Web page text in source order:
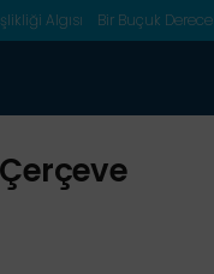
Algısı Bir Buçuk Derece